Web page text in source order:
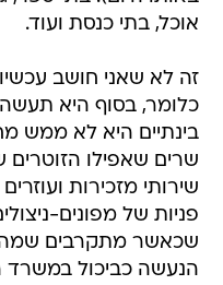
אוכל, בתי כנסת ועוד.
זה לא שאני חושב
כלומר, בסוף היא
בינתיים היא לא ממש
שרים שאפילו
שירותי מזכירות
פניות של מפונים-
שכאשר מתקרבים שמה
הנעשה כביכול